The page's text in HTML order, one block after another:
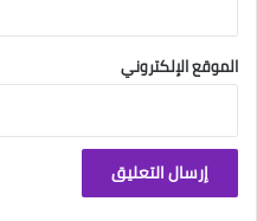
الموقع الإلكتروني